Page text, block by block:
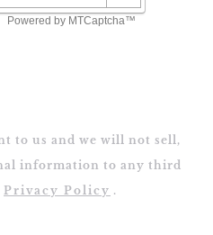
to us and we will not sell,
information to any third
Privacy Policy .